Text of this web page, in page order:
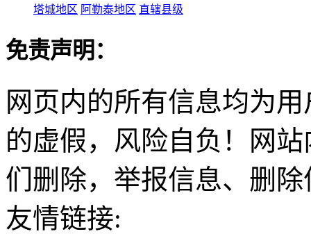
塔城地区 阿勒泰地区 直辖县级
免责声明：
网页内的所有信息均为
的虚假，风险自负！网
们删除，举报信息、删
友情链接: